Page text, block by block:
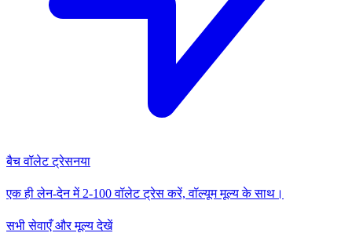
बैच वॉलेट ट्रेसनया
एक ही लेन-देन में 2-100 वॉलेट ट्रेस करें, वॉल्यूम मूल्य के साथ।
सभी सेवाएँ और मूल्य देखें